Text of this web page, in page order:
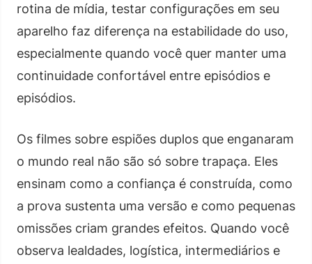
rotina de mídia, testar configurações em seu
aparelho faz diferença na estabilidade do uso,
especialmente quando você quer manter uma
continuidade confortável entre episódios e
episódios.
Os filmes sobre espiões duplos que enganaram
o mundo real não são só sobre trapaça. Eles
ensinam como a confiança é construída, como
a prova sustenta uma versão e como pequenas
omissões criam grandes efeitos. Quando você
observa lealdades, logística, intermediários e